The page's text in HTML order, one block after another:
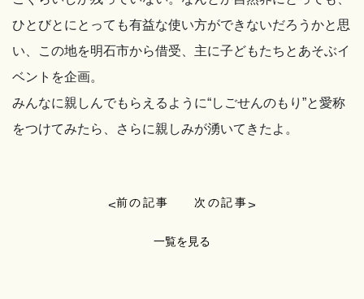
ひとびとにとっても有益な使い方ができないだろうかと思
い、この地を明石市から借受、主に子どもたちとあそぶイ
ベントを企画。
みんなに親しんでもらえるように“しごせんのもり”と愛称
をつけてみたら、さらに親しみが湧いてきたよ。
<前の記事 次の記事>
一覧を見る